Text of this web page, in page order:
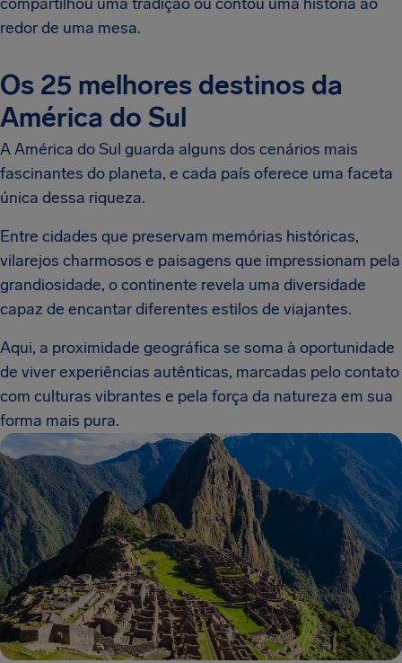
redor de uma mesa.
Os 25 melhores destinos da
América do Sul
A América do Sul guarda alguns dos cenários mais
fascinantes do planeta, e cada país oferece uma faceta
única dessa riqueza.
Entre cidades que preservam memórias históricas,
vilarejos charmosos e paisagens que impressionam pela
grandiosidade, o continente revela uma diversidade
capaz de encantar diferentes estilos de viajantes.
Aqui, a proximidade geográfica se soma à oportunidade
de viver experiências autênticas, marcadas pelo contato
com culturas vibrantes e pela força da natureza em sua
forma mais pura.